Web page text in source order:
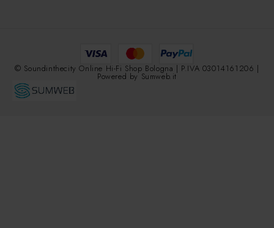
© Soundinthecity Online Hi-Fi Shop Bologna | P.IVA 03014161206 |
Powered by Sumweb.it